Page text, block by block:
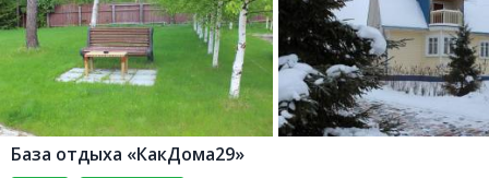
База отдыха «КакДома29»